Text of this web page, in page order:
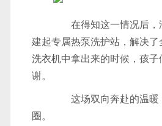
在得知这一情况后，
建起专属热泵洗护站，解决
洗衣机中拿出来的时候，孩
谢。
这场双向奔赴的温暖
圈。